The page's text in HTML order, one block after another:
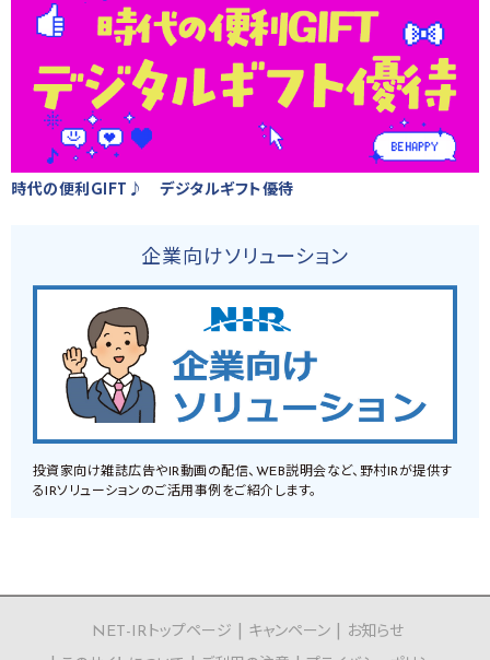
時代の便利GIFT♪ デジタルギフト優待
企業向けソリューション
投資家向け雑誌広告やIR動画の配信、WEB説明会など、野村IRが提供す
るIRソリューションのご活用事例をご紹介します。
NET-IRトップページ キャンペーン
お知らせ